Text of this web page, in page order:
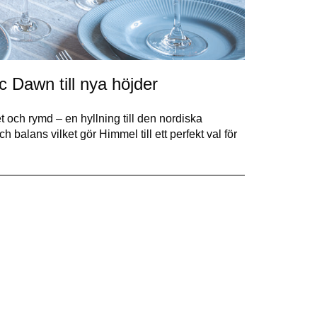
Dawn till nya höjder
och rymd – en hyllning till den nordiska
balans vilket gör Himmel till ett perfekt val för